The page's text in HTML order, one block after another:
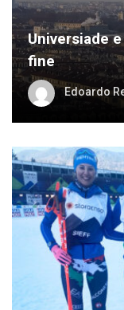
Universiade
fine
Edoardo